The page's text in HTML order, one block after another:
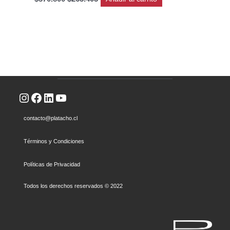
Instagram
Facebook
LinkedIn
YouTube
contacto@platacho.cl
Términos y Condiciones
Políticas de Privacidad
Todos los derechos reservados © 2022